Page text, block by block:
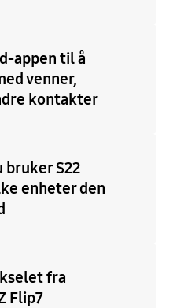
appen til å
venner,
kontakter
bruker S22
enheter den
fra
Flip7